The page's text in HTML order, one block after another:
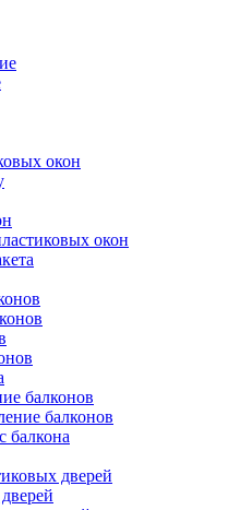
окон
окон
балконов
балконов
балкона
дверей